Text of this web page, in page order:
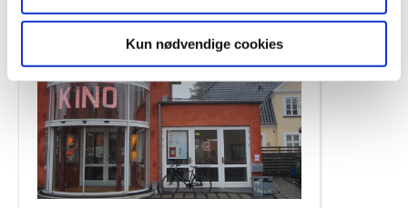
Kun nødvendige cookies